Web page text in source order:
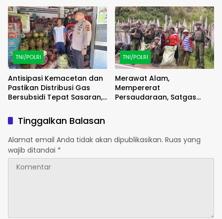
Menguat
Karung
TNI/POLRI
Antisipasi Kemacetan dan
Pastikan Distribusi Gas
Bersubsidi Tepat Sasaran,
Patroli
TNI/POLRI
Merawat Alam,
Mempererat
Persaudaraan, Satgas
Tinggalkan Balasan
Alamat email Anda tidak akan dipublikasikan. Ruas yang
wajib ditandai *